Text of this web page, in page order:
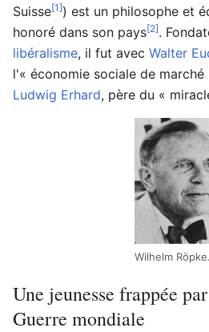
Suisse[1]) est un philosophe et
honoré dans son pays[2].
libéralisme, il fut avec Walter
l'« économie sociale de
Ludwig Erhard, père du «
Wilhelm Röpke.
Une jeunesse frappée
Guerre mondiale